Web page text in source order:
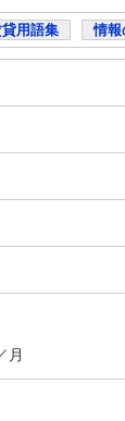
用語集 情報
月